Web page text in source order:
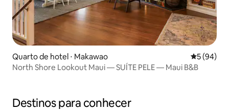
Quarto de hotel ⋅ Makawao 5 de uma
5 (94)
North Shore Lookout Maui — SUÍTE PELE — Maui B&B
Destinos para conhecer